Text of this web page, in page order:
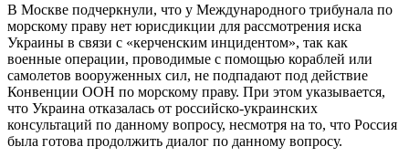
В Москве подчеркнули, что у Международного трибунала по
морскому праву нет юрисдикции для рассмотрения иска
Украины в связи с «керченским инцидентом», так как
военные операции, проводимые с помощью кораблей или
самолетов вооруженных сил, не подпадают под действие
Конвенции ООН по морскому праву. При этом указывается,
что Украина отказалась от российско-украинских
консультаций по данному вопросу, несмотря на то, что Россия
была готова продолжить диалог по данному вопросу.